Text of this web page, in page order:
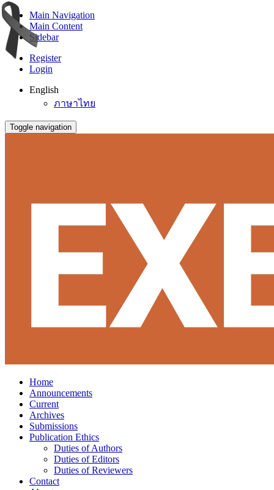
Main Navigation
Main Content
Sidebar
Register
Login
English
ภาษาไทย
Toggle navigation
Home
Announcements
Current
Archives
Submissions
Publication Ethics
Duties of Authors
Duties of Editors
Duties of Reviewers
Contact